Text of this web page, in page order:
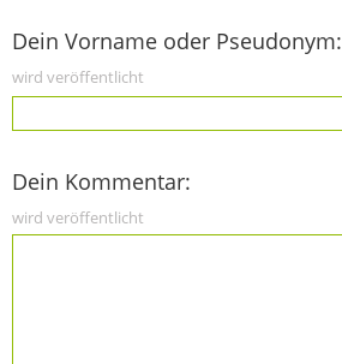
Dein Vorname oder Pseudonym:
wird veröffentlicht
Dein Kommentar:
wird veröffentlicht